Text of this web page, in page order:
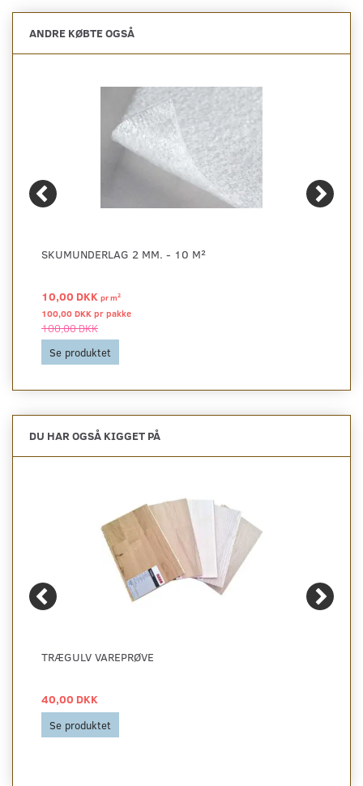
ANDRE KØBTE OGSÅ
SKUMUNDERLAG 2 MM. - 10 M²
10,00 DKK prm2
100,00 DKK pr pakke
100,00 DKK
Se produktet
DU HAR OGSÅ KIGGET PÅ
TRÆGULV VAREPRØVE
40,00 DKK
Se produktet